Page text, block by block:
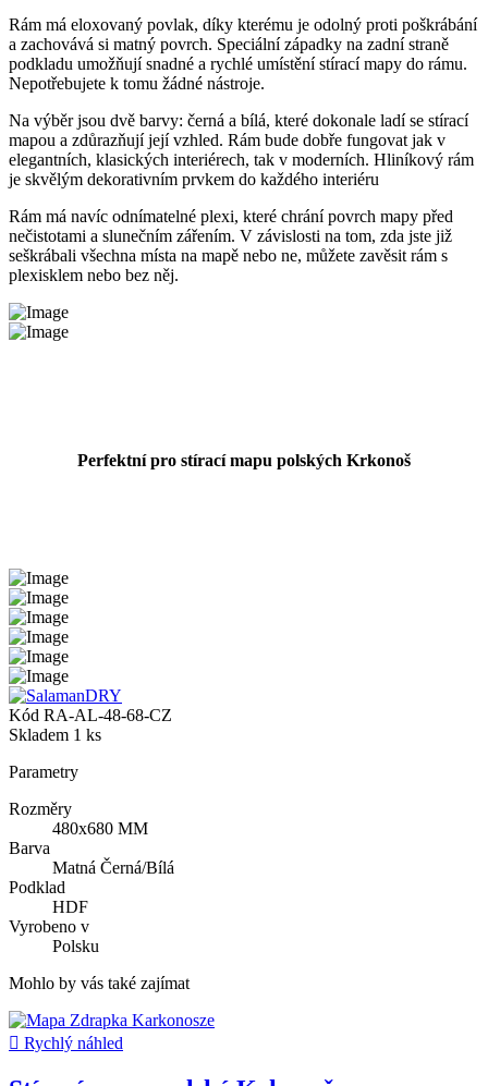
Rám má eloxovaný povlak, díky kterému je odolný proti poškrábání
a zachovává si matný povrch. Speciální západky na zadní straně
podkladu umožňují snadné a rychlé umístění stírací mapy do rámu.
Nepotřebujete k tomu žádné nástroje.
Na výběr jsou dvě barvy: černá a bílá, které dokonale ladí se stírací
mapou a zdůrazňují její vzhled. Rám bude dobře fungovat jak v
elegantních, klasických interiérech, tak v moderních. Hliníkový rám
je skvělým dekorativním prvkem do každého interiéru
Rám má navíc odnímatelné plexi, které chrání povrch mapy před
nečistotami a slunečním zářením. V závislosti na tom, zda jste již
seškrábali všechna místa na mapě nebo ne, můžete zavěsit rám s
plexisklem nebo bez něj.
Perfektní pro stírací mapu polských Krkonoš
Kód RA-AL-48-68-CZ
Skladem 1 ks
Parametry
Rozměry
480x680 MM
Barva
Matná Černá/Bílá
Podklad
HDF
Vyrobeno v
Polsku
Mohlo by vás také zajímat
 Rychlý náhled